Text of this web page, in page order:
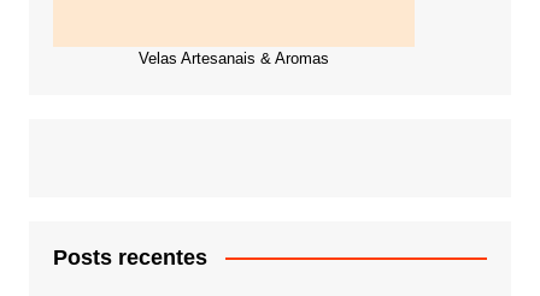
Velas Artesanais & Aromas
Posts recentes